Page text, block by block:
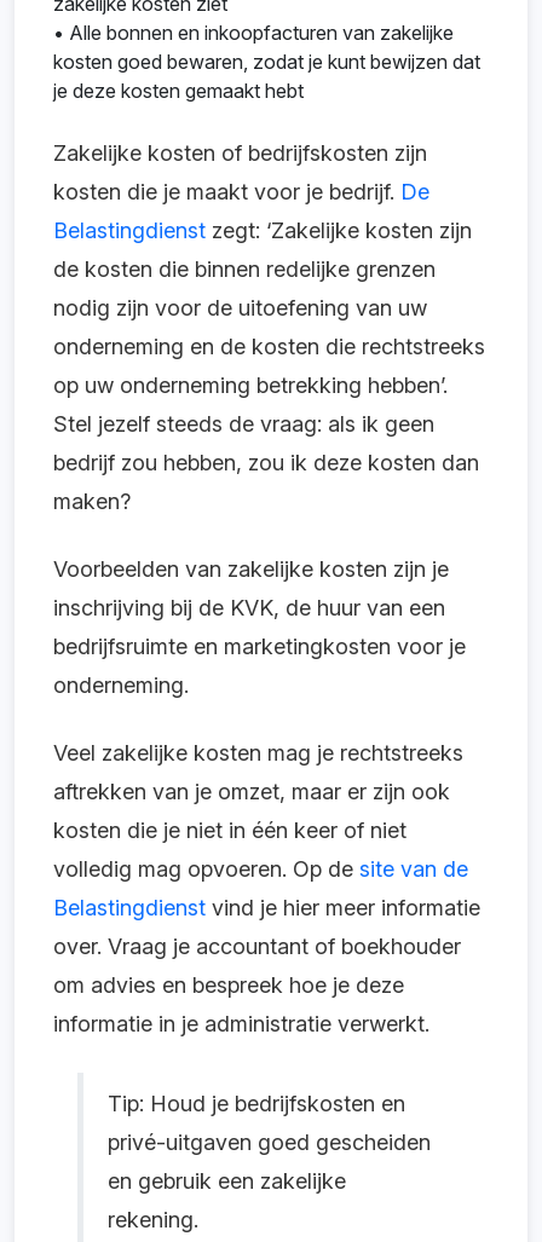
• Alle bonnen en inkoopfacturen van zakelijke
kosten goed bewaren, zodat je kunt bewijzen dat
je deze kosten gemaakt hebt
Zakelijke kosten of bedrijfskosten zijn
kosten die je maakt voor je bedrijf. De
Belastingdienst zegt: ‘Zakelijke kosten zijn
de kosten die binnen redelijke grenzen
nodig zijn voor de uitoefening van uw
onderneming en de kosten die rechtstreeks
op uw onderneming betrekking hebben’.
Stel jezelf steeds de vraag: als ik geen
bedrijf zou hebben, zou ik deze kosten dan
maken?
Voorbeelden van zakelijke kosten zijn je
inschrijving bij de KVK, de huur van een
bedrijfsruimte en marketingkosten voor je
onderneming.
Veel zakelijke kosten mag je rechtstreeks
aftrekken van je omzet, maar er zijn ook
kosten die je niet in één keer of niet
volledig mag opvoeren. Op de site van de
Belastingdienst vind je hier meer informatie
over. Vraag je accountant of boekhouder
om advies en bespreek hoe je deze
informatie in je administratie verwerkt.
Tip: Houd je bedrijfskosten en
privé-uitgaven goed gescheiden
en gebruik een zakelijke
rekening.